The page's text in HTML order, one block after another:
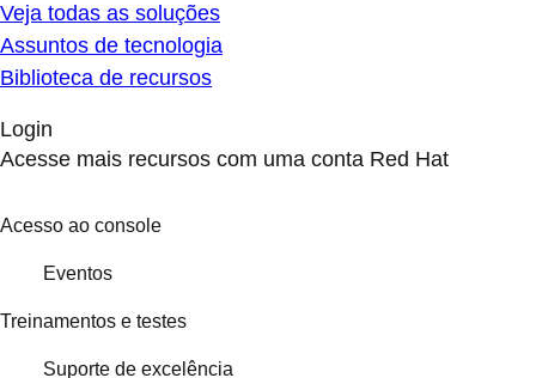
Veja todas as soluções
Assuntos de tecnologia
Biblioteca de recursos
Login
Acesse mais recursos com uma conta Red Hat
Acesso ao console
Eventos
Treinamentos e testes
Suporte de excelência